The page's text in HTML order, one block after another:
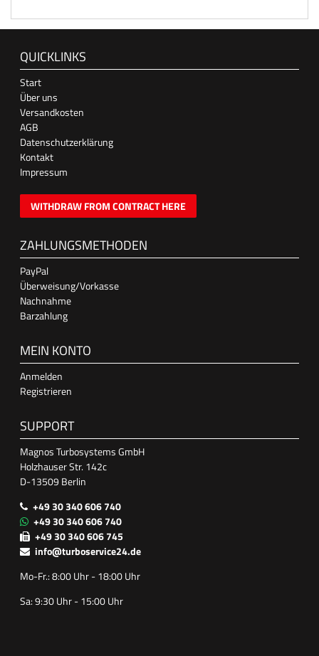
QUICKLINKS
Start
Über uns
Versandkosten
AGB
Datenschutzerklärung
Kontakt
Impressum
WITHDRAW FROM CONTRACT HERE
ZAHLUNGSMETHODEN
PayPal
Überweisung/Vorkasse
Nachnahme
Barzahlung
MEIN KONTO
Anmelden
Registrieren
SUPPORT
Magnos Turbosystems GmbH
Holzhauser Str. 142c
D-13509 Berlin
+49 30 340 606 740
+49 30 340 606 740
+49 30 340 606 745
info@turboservice24.de
Mo-Fr.: 8:00 Uhr - 18:00 Uhr
Sa: 9:30 Uhr - 15:00 Uhr